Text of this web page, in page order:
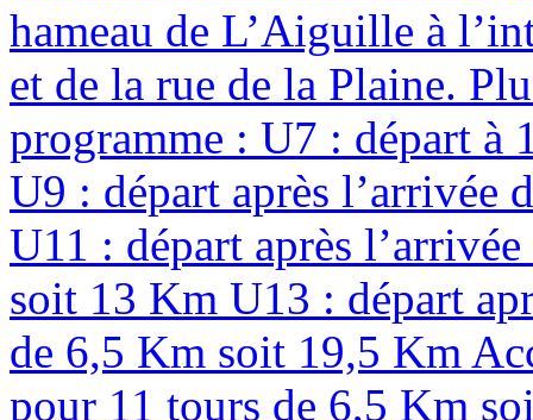
hameau de L’Aiguille à
et de la rue de la Plaine.
programme : U7 : départ à
U9 : départ après l’arrivée
U11 : départ après
soit 13 Km U13 : départ
de 6,5 Km soit 19,5 Km
pour 11 tours de 6,5 Km